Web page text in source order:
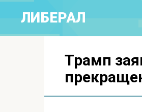
контенту
ЛИБЕРАЛ
Трамп